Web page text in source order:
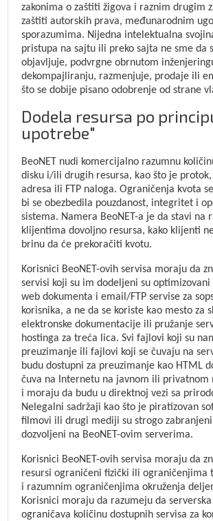
zakonima o zaštiti žigova i raznim drugim
zaštiti autorskih prava, međunarodnim
sporazumima. Nijedna intelektualna
pristupa na sajtu ili preko sajta ne sme da
objavljuje, podvrgne obrnutom
dekompajliranju, razmenjuje, prodaje ili
što se dobije pisano odobrenje od strane
Dodela resursa po
upotrebe"
BeoNET nudi komercijalno razumnu
disku i/ili drugih resursa, kao što je protok,
adresa ili FTP naloga. Ograničenja kvota
bi se obezbedila pouzdanost, integritet i
sistema. Namera BeoNET-a je da stavi na
klijentima dovoljno resursa, kako klijenti
brinu da će prekoračiti kvotu.
Korisnici BeoNET-ovih servisa moraju da
servisi koji su im dodeljeni su
web dokumenta i email/FTP servise za
korisnika, a ne da se koriste kao mesto za
elektronske dokumentacije ili pružanje
hostinga za treća lica. Svi fajlovi koji su
preuzimanje ili fajlovi koji se čuvaju na
budu dostupni za preuzimanje kao HTML
čuva na Internetu na javnom ili privatnom
i moraju da budu u direktnoj vezi sa
Nelegalni sadržaji kao što je piratizovan
filmovi ili drugi mediji su strogo
dozvoljeni na BeoNET-ovim serverima.
Korisnici BeoNET-ovih servisa moraju da
resursi ograničeni fizički ili ograničenjima
i razumnim ograničenjima okruženja
Korisnici moraju da razumeju da
ograničava količinu dostupnih servisa za